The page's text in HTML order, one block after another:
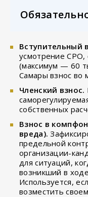
Вступительный
усмотрение СРО,
(максимум — 60
Самары взнос во
Членский взнос.
собственных
Взнос в
вреда).
предельной
организации-
для ситуаций,
возникший в
Используется,
возместить